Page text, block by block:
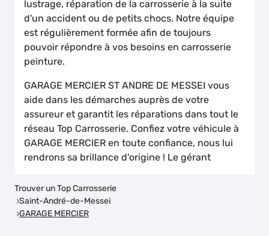
lustrage, réparation de la carrosserie à la suite
d'un accident ou de petits chocs. Notre équipe
est régulièrement formée afin de toujours
pouvoir répondre à vos besoins en carrosserie
peinture.
GARAGE MERCIER ST ANDRE DE MESSEI vous
aide dans les démarches auprès de votre
assureur et garantit les réparations dans tout le
réseau Top Carrosserie. Confiez votre véhicule à
GARAGE MERCIER en toute confiance, nous lui
rendrons sa brillance d'origine ! Le gérant
Trouver un Top Carrosserie
Saint-André-de-Messei
GARAGE MERCIER